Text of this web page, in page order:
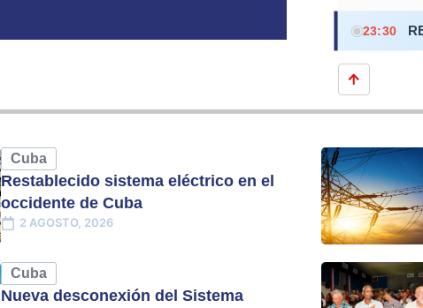
23:30
Cuba
Restablecido sistema eléctrico en el
occidente de Cuba
2 AGOSTO, 2026
Cuba
Nueva desconexión del Sistema